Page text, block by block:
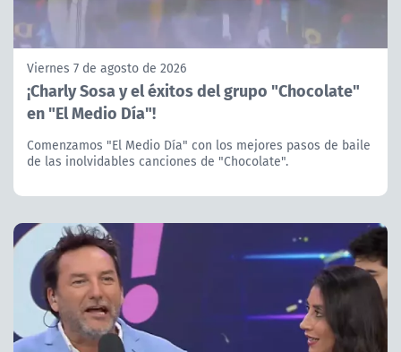
Viernes 7 de agosto de 2026
¡Charly Sosa y el éxitos del grupo "Chocolate"
en "El Medio Día"!
Comenzamos "El Medio Día" con los mejores pasos de baile
de las inolvidables canciones de "Chocolate".